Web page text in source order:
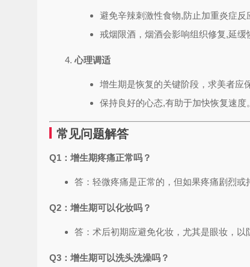
避免辛辣刺激性食物,防止加重炎症反
戒烟限酒，烟酒会影响组织修复,延缓
心理调适
增生期是恢复的关键阶段，求美者应
保持良好的心态,有助于加快恢复速度。
常见问题解答
Q1：增生期疼痛正常吗？
答：轻微疼痛是正常的，但如果疼痛剧烈或
Q2：增生期可以化妆吗？
答：术后初期应避免化妆，尤其是眼妆，以
Q3：增生期可以洗头洗澡吗？